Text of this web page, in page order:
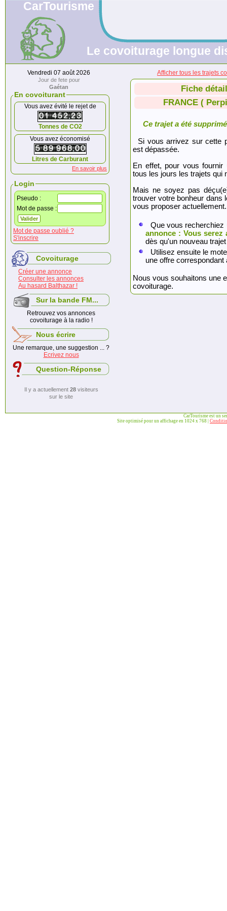
CarTourisme
Le covoiturage longue
Vendredi 07 août 2026
Jour de fete pour
Gaétan
En covoiturant
Vous avez évité le rejet de
Tonnes de CO2
Vous avez économisé
Litres de Carburant
En savoir plus
Login
Pseudo :
Mot de passe :
Mot de passe oublié ?
S'inscrire
Covoiturage
Créer une annonce
Consulter les annonces
Au hasard Balthazar !
Sur la bande FM...
Retrouvez vos annonces
covoiturage à la radio !
Nous écrire
Une remarque, une suggestion ... ?
Ecrivez nous
Question-Réponse
Il y a actuellement 28visiteurs
sur le site
Afficher tous les trajets
Fiche
FRANCE (
Ce trajet a été
Si vous arrivez sur cette
est dépassée.
En effet, pour vous fournir
tous les jours les trajets qui
Mais ne soyez pas
trouver votre bonheur dans
vous proposer actuellement.
Que vous
annonce : Vous serez
dès qu'un nouveau
Utilisez ensuite le
une offre
Nous vous souhaitons une
covoiturage.
CarTourisme est un
Site optimisé pour un affichage en 1024 x 768 |